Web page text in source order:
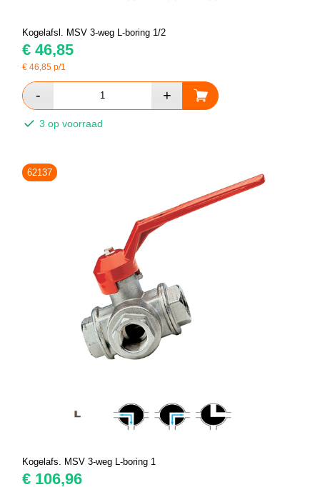
Kogelafsl. MSV 3-weg L-boring 1/2
€ 46,85
€46,85 p/1
3 op voorraad
62137
Kogelafs. MSV 3-weg L-boring 1
€ 106,96